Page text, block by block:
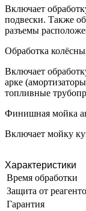
Включает
подвески. Также
разъемы
Обработка
Включает
арке
топливные
Финишная мойка
Включает мойку
Характеристики
Время обработки
Защита от
Гарантия